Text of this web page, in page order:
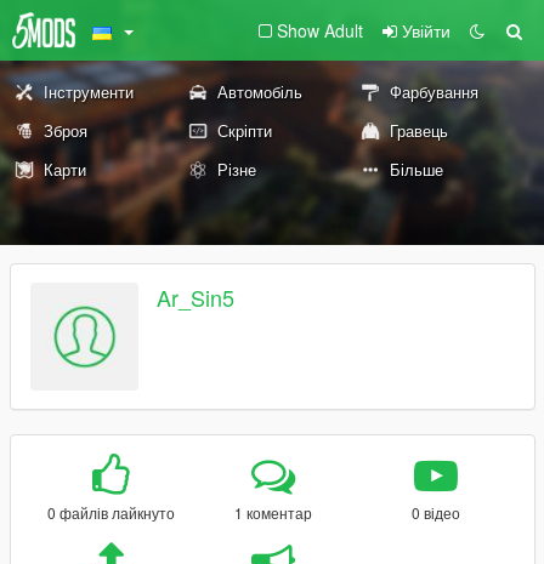
Show Adult Увійти
Інструменти Автомобіль
Фарбування
Зброя
Скріпти
Гравець
Карти
Різне Більше
Ar_Sin5
0 файлів лайкнуто 1 коментар 0 відео